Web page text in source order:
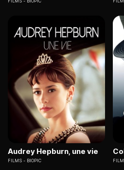
Audrey Hepburn, une vie
FILMS BIOPIC